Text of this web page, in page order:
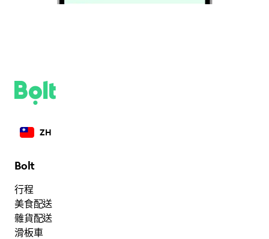
ZH
Bolt
行程
美食配送
雜貨配送
滑板車